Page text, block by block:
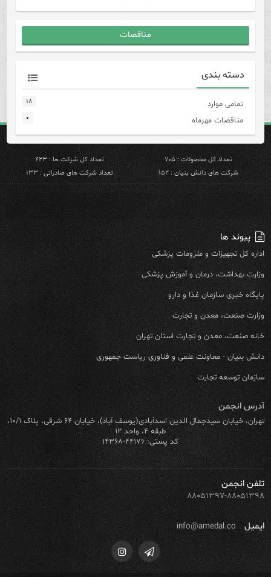
مناقصات
دسته بندی
تمامی موارد ۱۸
مناقصات مهرماه ۰
تعداد کل محصولات : ۷۰۵
تعداد کل شرکت ها : ۴۲۳
شرکت های دانش بنیان : ۱۵۲
تعداد شرکت های صادراتی : ۱۳۳
پیوند ها
اداره کل تجهیزات و ملزومات پزشکی
وزارت بهداشت، درمان و آموزش پزشکی
پایگاه خبری سازمان غذا و دارو
وزارت صنعت، معدن و تجارت
خانه صنعت، معدن و تجارت استان تهران
دانش بنیان - معاونت علمی و فناوری ریاست جمهوری
سازمان توسعه تجارت
آدرس انجمن
تهران، خیابان سیدجمال الدین اسدآبادی(یوسف آباد)، خیابان ۶۴ شرقی، پلاک ۱۰/۱،
طبقه ۴، واحد ۱۲
کد پستی: ۴۴۱۷۶-۱۴۳۶۸
تلفن انجمن
۸۸۰۵۱۳۹۷-۸۸۰۵۱۳۹۸
ایمیل info@amedal.co